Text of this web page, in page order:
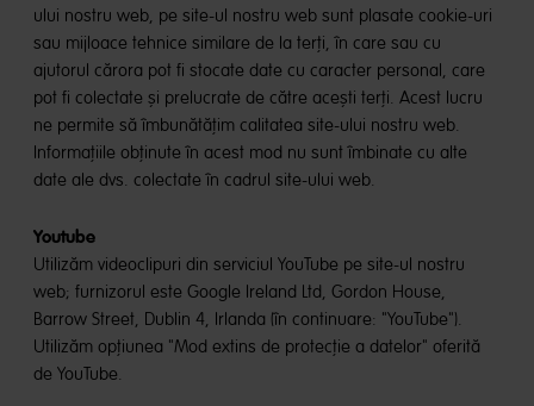
ului nostru web, pe site-ul nostru web sunt plasate cookie-uri
sau mijloace tehnice similare de la terți, în care sau cu
ajutorul cărora pot fi stocate date cu caracter personal, care
pot fi colectate și prelucrate de către acești terți. Acest lucru
ne permite să îmbunătățim calitatea site-ului nostru web.
Informațiile obținute în acest mod nu sunt îmbinate cu alte
date ale dvs. colectate în cadrul site-ului web.
Youtube
Utilizăm videoclipuri din serviciul YouTube pe site-ul nostru
web; furnizorul este Google Ireland Ltd, Gordon House,
Barrow Street, Dublin 4, Irlanda (în continuare: "YouTube").
Utilizăm opțiunea "Mod extins de protecție a datelor" oferită
de YouTube.